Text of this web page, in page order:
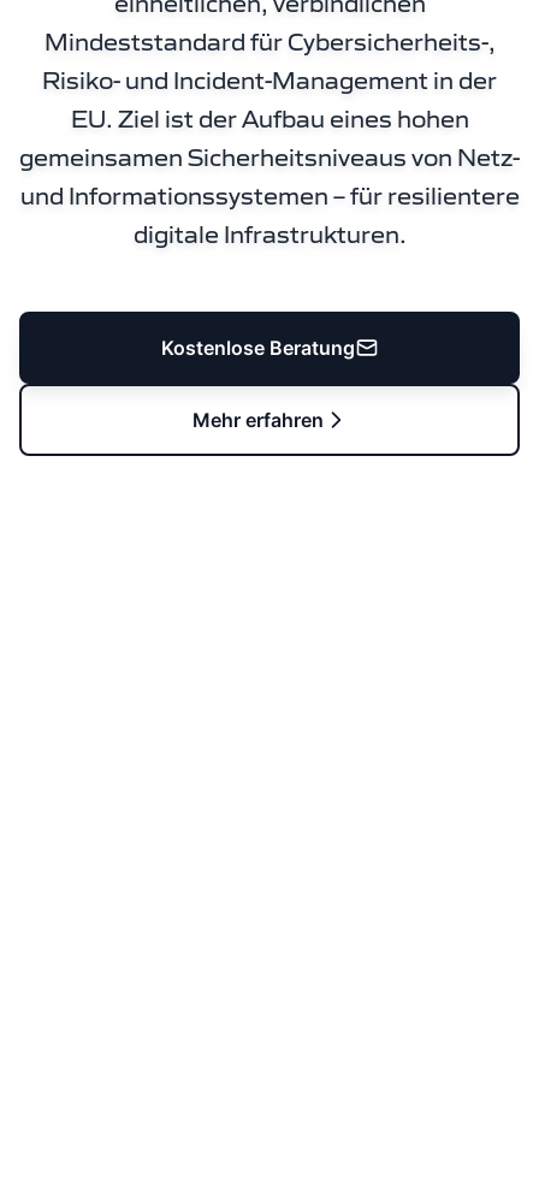
Mindeststandard für Cybersicherheits-,
Risiko- und Incident-Management in der
EU. Ziel ist der Aufbau eines hohen
gemeinsamen Sicherheitsniveaus von Netz-
und Informationssystemen – für resilientere
digitale Infrastrukturen.
Kostenlose Beratung
Mehr erfahren